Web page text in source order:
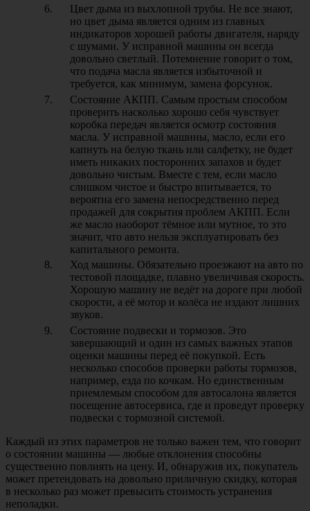
Цвет дыма из выхлопной трубы. Не все знают,
но цвет дыма является одним из главных
индикаторов хорошей работы двигателя, наряду
с шумами. У исправной машины он всегда
довольно светлый. Потемнение говорит о том,
что подача масла является избыточной и
требуется, как минимум, замена форсунок.
Состояние АКПП. Самым простым способом
проверить насколько хорошо себя чувствует
коробка передач является осмотр состояния
масла. У исправной машины, масло, если его
капнуть на белую ткань или салфетку, не будет
иметь никаких посторонних запахов и будет
довольно чистым. Вместе с тем, если масло
слишком чистое и быстро впитывается, то
вероятна его замена непосредственно перед
продажей для сокрытия проблем АКПП. Если
же масло наоборот тёмное или мутное, то это
значит, что авто нельзя эксплуатировать без
капитального ремонта.
Ход машины. Обязательно проезжают на авто по
тестовой площадке, плавно увеличивая скорость.
Хорошую машину не ведёт на дороге при любой
скорости, а её мотор и колёса не издают лишних
звуков.
Состояние подвески и тормозов. Это
завершающий и один из самых важных этапов
оценки машины перед её покупкой. Есть
несколько способов проверки работы тормозов,
например, езда по кочкам. Но единственным
приемлемым способом для автосалона является
посещение автосервиса, где и проведут проверку
подвески с тормозной системой.
Каждый из этих параметров не только важен тем, что говорит
о состоянии машины — любые отклонения способны
существенно повлиять на цену. И, обнаружив их, покупатель
может претендовать на довольно приличную скидку, которая
в несколько раз может превысить стоимость устранения
неполадки.